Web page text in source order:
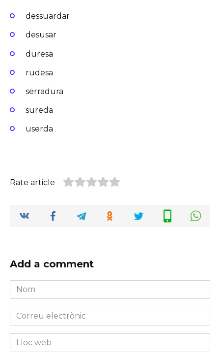
dessuardar
desusar
duresa
rudesa
serradura
sureda
userda
Rate article
Add a comment
Nom
*
Correu
electrònic
*Lloc
web